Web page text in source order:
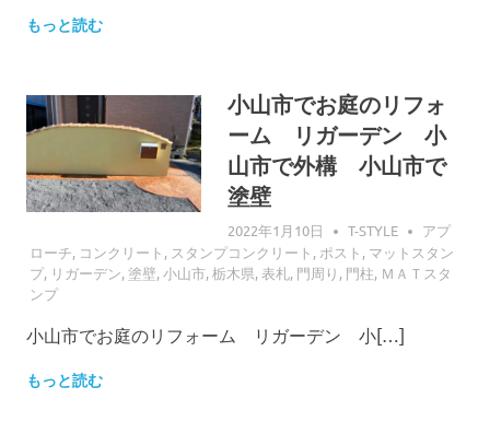
もっと読む
小山市でお庭のリフォ
ーム リガーデン 小
山市で外構 小山市で
塗壁
2022年1月10日 T-STYLE
アプ
ローチ, コンクリート , スタンプコンクリート , ポスト , マットスタン
プ, リガーデン,塗壁,小山市,栃木県,表札, 門周り , 門柱, ＭＡＴスタ
ンプ
小山市でお庭のリフォーム リガーデン 小[…]
もっと読む